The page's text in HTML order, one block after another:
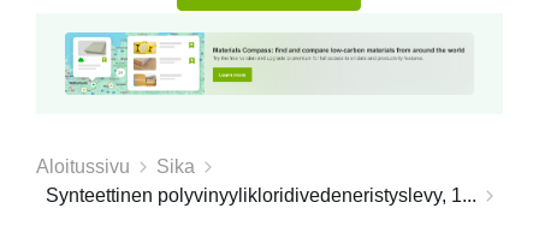
Aloitussivu
Sika
Synteettinen polyvinyylikloridivedeneristyslevy, 1...